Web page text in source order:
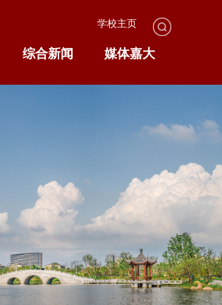
学校主页
综合新闻 媒体嘉大